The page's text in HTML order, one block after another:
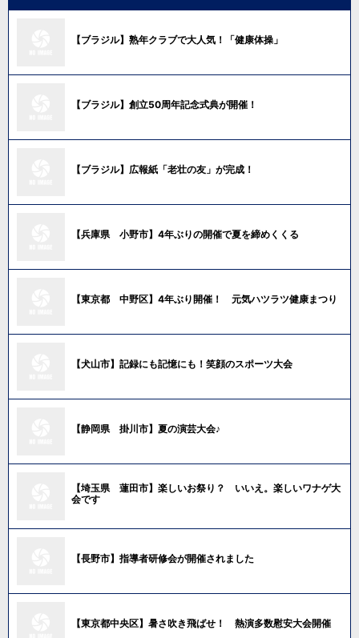
【ブラジル】熟年クラブで大人気！「健康体操」
【ブラジル】創立50周年記念式典が開催！
【ブラジル】広報紙「老壮の友」が完成！
【兵庫県 小野市】4年ぶりの開催で夏を締めくくる
【東京都 中野区】4年ぶり開催！ 元気ハツラツ健康まつり
【犬山市】記録にも記憶にも！笑顔のスポーツ大会
【静岡県 掛川市】夏の演芸大会♪
【埼玉県 蓮田市】楽しいお祭り？ いいえ。楽しいワナゲ大
会です
【長野市】指導者研修会が開催されました
【東京都中央区】暑さ吹き飛ばせ！ 熱演多数慰安大会開催